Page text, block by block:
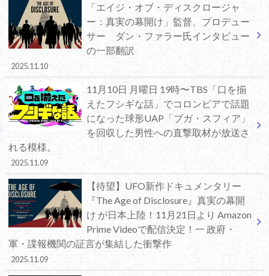
「エイジ・オブ・ディスクロージャ
ー：真実の幕開け」監督、プロデュー
サー ダン・ファラー氏インタビュー
の一部翻訳
2025.11.10
11月10日 月曜日 19時〜TBS「口を揃
えたフシギな話」でコロンビアで話題
になった球形UAP「ブガ・スフィア」
を回収した男性への直撃取材が放送さ
れる模様。
2025.11.09
【待望】UFO新作ドキュメンタリー
『The Age of Disclosure』真実の幕開
け が日本上陸！11月21日より Amazon
Prime Videoで配信決定！一 政府・
軍・諜報機関の証言が集結した衝撃作
2025.11.09